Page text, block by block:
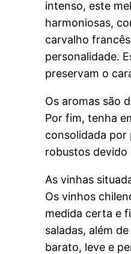
intenso, este
harmoniosas,
carvalho
personalidade.
preservam o
Os aromas são
Por fim, tenha
consolidada por
robustos devido
As vinhas
Os vinhos
medida certa e
saladas, além
barato, leve e